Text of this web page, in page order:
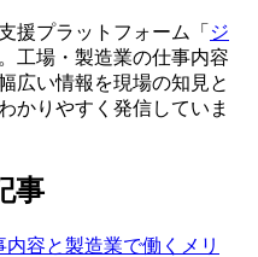
援プラットフォーム「 ジ
工場・製造業の仕事内容
広い情報を現場の知見と
かりやすく発信していま
事
容と製造業で働くメリ